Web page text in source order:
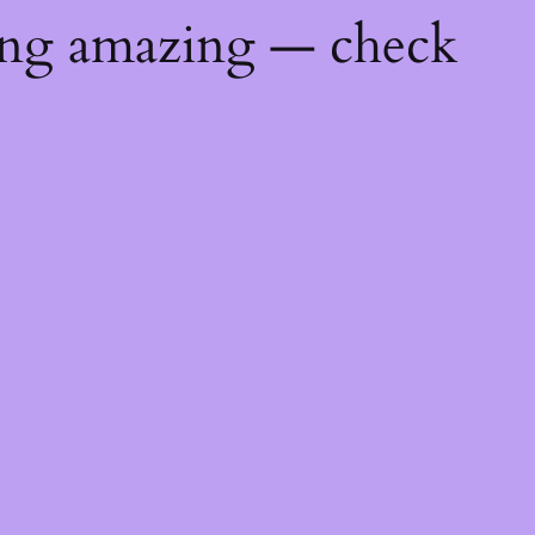
amazing — check